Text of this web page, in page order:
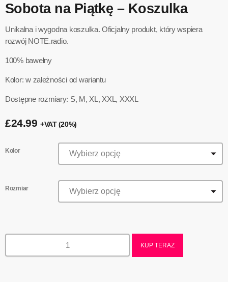
Sobota na Piątkę – Koszulka
Unikalna i wygodna koszulka. Oficjalny produkt, który wspiera
rozwój NOTE.radio.
100% bawełny
Kolor: w zależności od wariantu
Dostępne rozmiary: S, M, XL, XXL, XXXL
£24.99 +VAT (20%)
Kolor
Rozmiar
KUP TERAZ